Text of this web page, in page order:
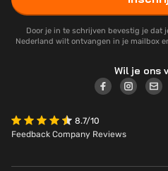
Door je in te schrijven bevestig je dat
Nederland wilt ontvangen in je mailbox
Wil je ons
8.7/10
Feedback Company Reviews